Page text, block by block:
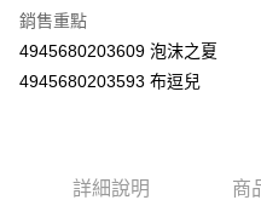
AFTEE先享後付
相關說明
AFTEE先享後付是「在收到商品之
３．安心：先確認商品／服務後，
ATM付款
全家取貨付款
銷售重點
4945680203609 泡沫之夏
4945680203593 布逗兒
詳細說明 商